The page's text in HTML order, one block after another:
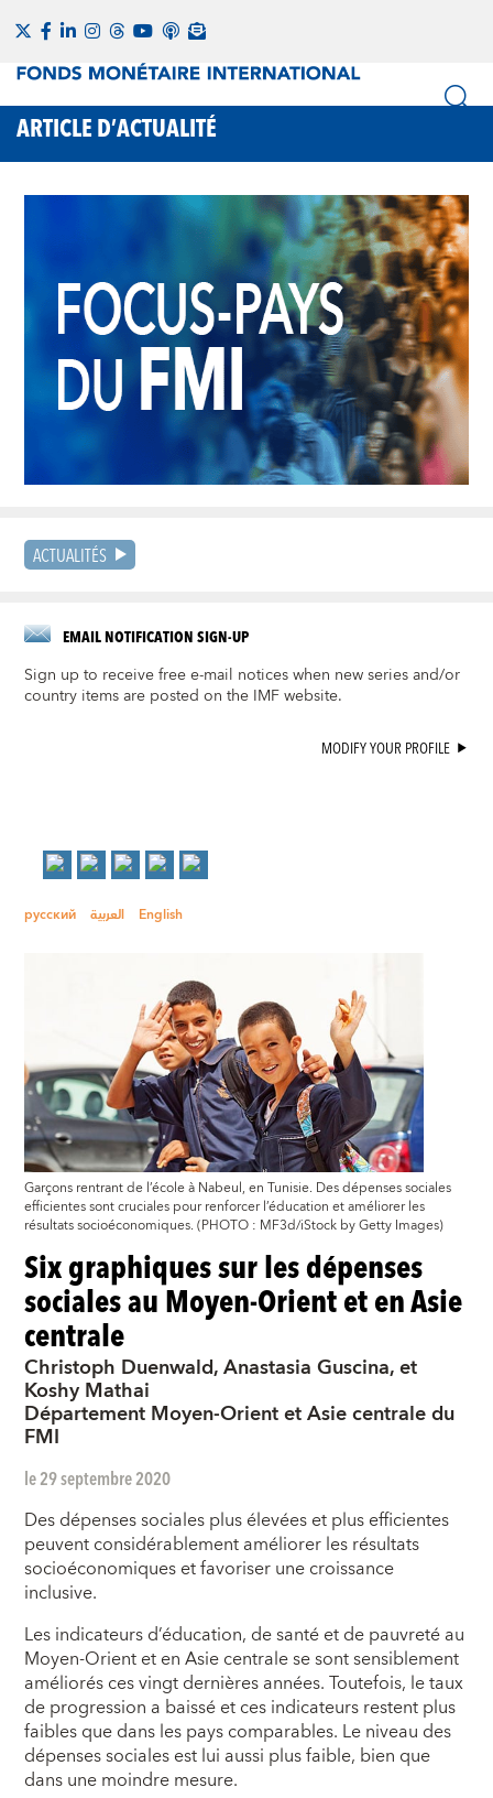
ARTICLE D’ACTUALITÉ
ACTUALITÉS
EMAIL NOTIFICATION SIGN-UP
Sign up to receive free e-mail notices when new series and/or
country items are posted on the IMF website.
MODIFY YOUR PROFILE
русский العربية English
Garçons rentrant de l’école à Nabeul, en Tunisie. Des dépenses sociales
efficientes sont cruciales pour renforcer l’éducation et améliorer les
résultats socioéconomiques. (PHOTO : MF3d/iStock by Getty Images)
Six graphiques sur les dépenses
sociales au Moyen-Orient et en Asie
centrale
Christoph Duenwald, Anastasia Guscina, et
Koshy Mathai
Département Moyen-Orient et Asie centrale du
FMI
le 29 septembre 2020
Des dépenses sociales plus élevées et plus efficientes
peuvent considérablement améliorer les résultats
socioéconomiques et favoriser une croissance
inclusive.
Les indicateurs d’éducation, de santé et de pauvreté au
Moyen-Orient et en Asie centrale se sont sensiblement
améliorés ces vingt dernières années. Toutefois, le taux
de progression a baissé et ces indicateurs restent plus
faibles que dans les pays comparables. Le niveau des
dépenses sociales est lui aussi plus faible, bien que
dans une moindre mesure.